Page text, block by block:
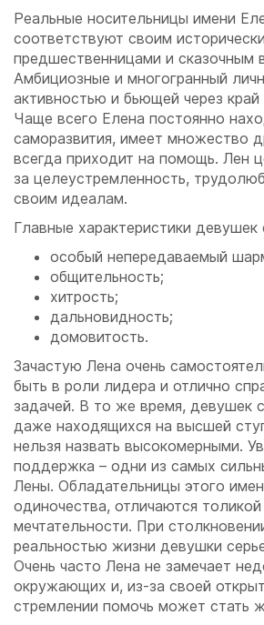
Реальные носительницы имени
соответствуют своим
предшественницами и сказочным
Амбициозные и многогранный
активностью и бьющей через край
Чаще всего Елена постоянно
саморазвития, имеет множество
всегда приходит на помощь. Лен
за целеустремленность,
своим идеалам.
Главные характеристики
особый непередаваемый
общительность;
хитрость;
дальновидность;
домовитость.
Зачастую Лена очень
быть в роли лидера и отлично
задачей. В то же время, девушек
даже находящихся на высшей
нельзя назвать высокомерными.
поддержка – одни из самых
Лены. Обладательницы этого
одиночества, отличаются
мечтательности. При
реальностью жизни девушки
Очень часто Лена не замечает
окружающих и, из-за своей
стремлении помочь может стать